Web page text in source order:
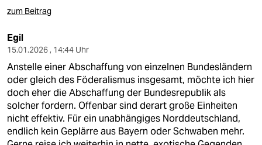
zum Beitrag
Egil
15.01.2026 , 14:44 Uhr
Anstelle einer Abschaffung von einzelnen Bundesländern
oder gleich des Föderalismus insgesamt, möchte ich hier
doch eher die Abschaffung der Bundesrepublik als
solcher fordern. Offenbar sind derart große Einheiten
nicht effektiv. Für ein unabhängiges Norddeutschland,
endlich kein Geplärre aus Bayern oder Schwaben mehr.